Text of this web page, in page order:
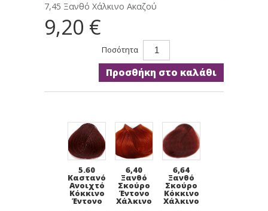
7,45 Ξανθό Χάλκινο Ακαζού
9,20 €
Ποσότητα
Προσθήκη στο καλάθι
5.60
Καστανό
Ανοιχτό
Κόκκινο
Έντονο
6,40
Ξανθό
Σκούρο
Έντονο
Χάλκινο
6,64
Ξανθό
Σκούρο
Κόκκινο
Χάλκινο